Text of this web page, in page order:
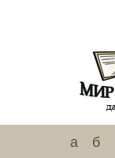
а б